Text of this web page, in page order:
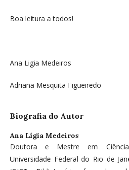
Boa leitura a todos!
Ana Ligia Medeiros
Adriana Mesquita Figueiredo
Biografia do Autor
Ana Lígia Medeiros
Doutora e Mestre em
Universidade Federal do Rio de